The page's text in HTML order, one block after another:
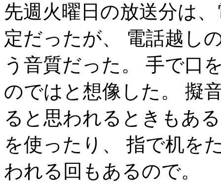
先週火曜日の放送分は
定だったが、 電話越し
う音質だった。 手で口
のではと想像した。 擬
ると思われるときもあ
を使ったり、 指で机を
われる回もあるので。